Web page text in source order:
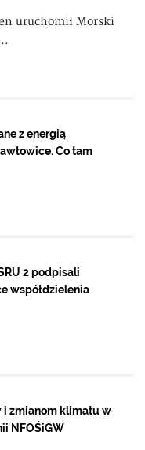
uruchomił Morski
z energią
Co tam
2 podpisali
współdzielenia
i zmianom klimatu w
NFOŚiGW